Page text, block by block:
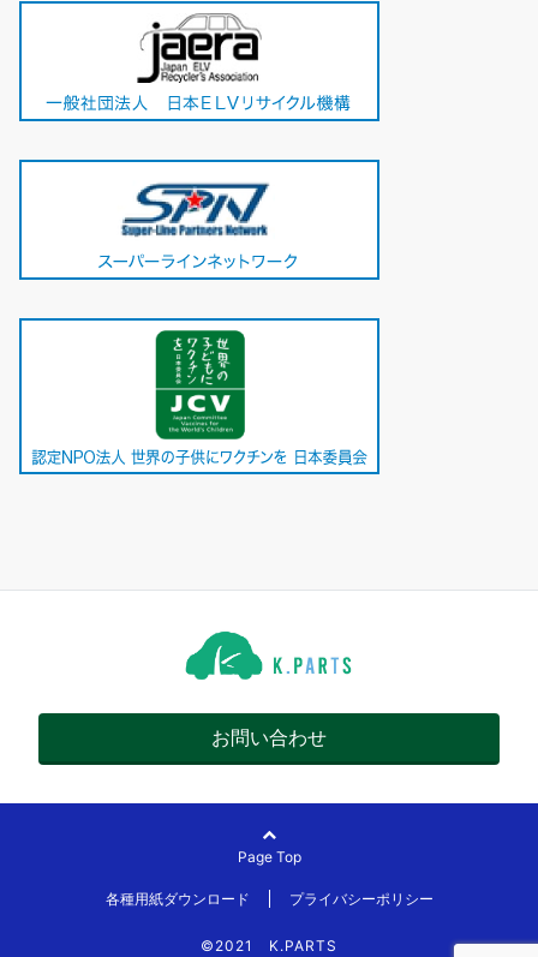
お問い合わせ
Page Top
各種用紙ダウンロード プライバシーポリシー
©2021 K.PARTS